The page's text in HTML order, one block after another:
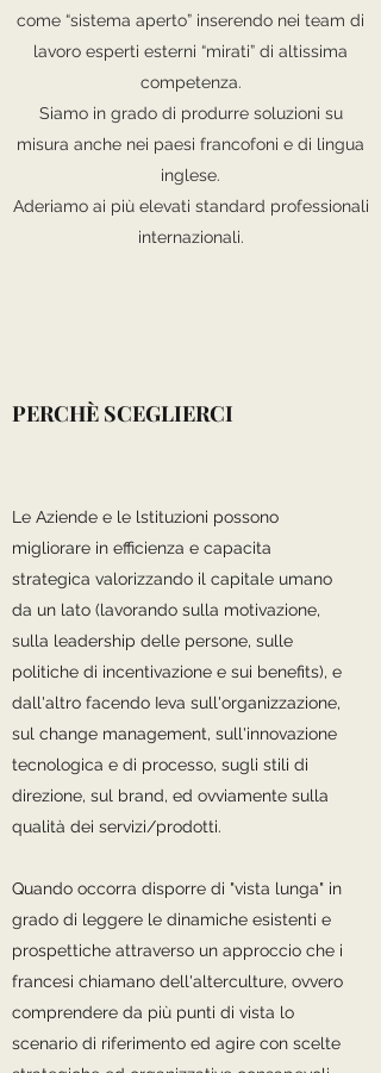
come “sistema aperto” inserendo nei team di
lavoro esperti esterni “mirati” di altissima
competenza.
Siamo in grado di produrre soluzioni su
misura anche nei paesi francofoni e di lingua
inglese.
Aderiamo ai più elevati standard professionali
internazionali.
PERCHÈ SCEGLIERCI
Le Aziende e le lstituzioni possono
migliorare in efficienza e capacita
strategica valorizzando il capitale umano
da un lato (lavorando sulla motivazione,
sulla leadership delle persone, sulle
politiche di incentivazione e sui benefits), e
dall'altro facendo Ieva sull'organizzazione,
sul change management, sull'innovazione
tecnologica e di processo, sugli stili di
direzione, sul brand, ed ovviamente sulla
qualità dei servizi/prodotti.
Quando occorra disporre di "vista lunga" in
grado di leggere le dinamiche esistenti e
prospettiche attraverso un approccio che i
francesi chiamano dell'alterculture, ovvero
comprendere da più punti di vista lo
scenario di riferimento ed agire con scelte